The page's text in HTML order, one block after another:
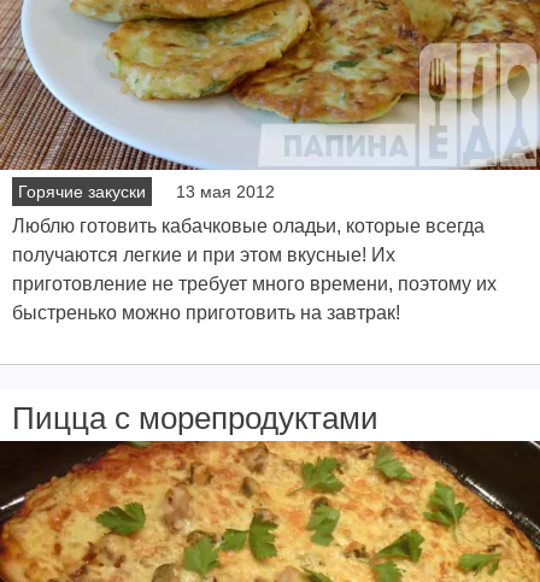
Горячие закуски 13 мая 2012
Люблю готовить кабачковые оладьи, которые всегда
получаются легкие и при этом вкусные! Их
приготовление не требует много времени, поэтому их
быстренько можно приготовить на завтрак!
Пицца с морепродуктами